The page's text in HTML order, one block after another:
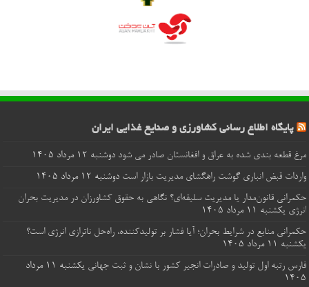
پایگاه اطلاع رسانی کشاورزی و صنایع غذایی ایران
مرغ قطعه‌ بندی شده به عراق و افغانستان صادر می شود دوشنبه ۱۲ مرداد ۱۴۰۵
واردات قبض‌ انباری گوشت راهگشای مدیریت بازار است دوشنبه ۱۲ مرداد ۱۴۰۵
حکمرانی قانون‌مدار یا مدیریت سلیقه‌ای؟ نگاهی به حقوق کشاورزان در مدیریت بحران
انرژی یکشنبه ۱۱ مرداد ۱۴۰۵
حکمرانی منابع در شرایط بحران؛ آیا فشار بر تولیدکننده، راه‌حل ناترازی انرژی است؟
یکشنبه ۱۱ مرداد ۱۴۰۵
فارس رتبه اول تولید و صادرات انجیر کشور با نشان و ثبت جهانی
یکشنبه ۱۱ مرداد
۱۴۰۵